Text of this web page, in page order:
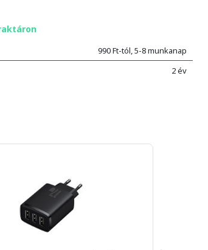
990 Ft-tól, 5-8 munkanap
2 év